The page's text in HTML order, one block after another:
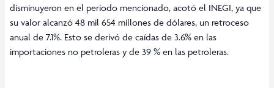
disminuyeron en el periodo mencionado, acotó el INEGI, ya que
su valor alcanzó 48 mil 654 millones de dólares, un retroceso
anual de 7.1%. Esto se derivó de caídas de 3.6% en las
importaciones no petroleras y de 39 % en las petroleras.